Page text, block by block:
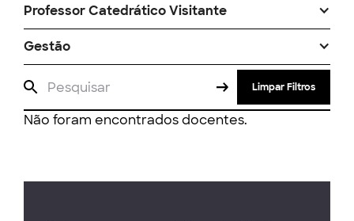
Professor Catedrático Visitante
Gestão
Limpar Filtros
Não foram encontrados docentes.